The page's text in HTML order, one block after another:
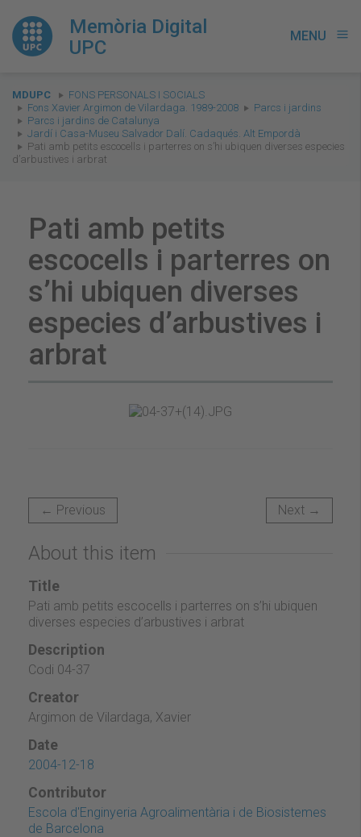
Memòria Digital
UPC
MENU menu
You
are
here:
MDUPC
FONS PERSONALS I SOCIALS
Fons Xavier Argimon de Vilardaga. 1989-2008
Parcs i jardins
Parcs i jardins de Catalunya
Jardí i Casa-Museu Salvador Dalí. Cadaqués. Alt Empordà
Pati amb petits escocells i parterres on s’hi ubiquen diverses especies
d’arbustives i arbrat
Pati amb petits
escocells i parterres on
s’hi ubiquen diverses
especies d’arbustives i
arbrat
← Previous Next →
About this item
Title
Pati amb petits escocells i parterres on s’hi ubiquen
diverses especies d’arbustives i arbrat
Description
Codi 04-37
Creator
Argimon de Vilardaga, Xavier
Date
2004-12-18
Contributor
Escola d'Enginyeria Agroalimentària i de Biosistemes
de Barcelona